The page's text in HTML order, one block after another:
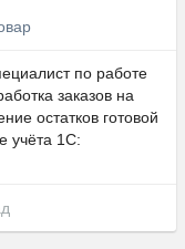
по работе
заказов на
остатков готовой
учёта 1С: